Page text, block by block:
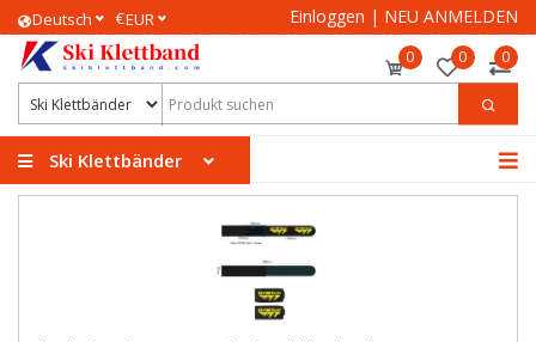
Deutsch €EUR Einloggen | NEU ANMELDEN
0 0 0
Ski Klettbänder